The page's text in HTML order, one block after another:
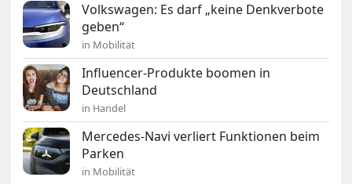
Volkswagen: Es darf „keine Denkverbote
geben“
in Mobilität
Influencer-Produkte boomen in
Deutschland
in Handel
Mercedes-Navi verliert Funktionen beim
Parken
in Mobilität